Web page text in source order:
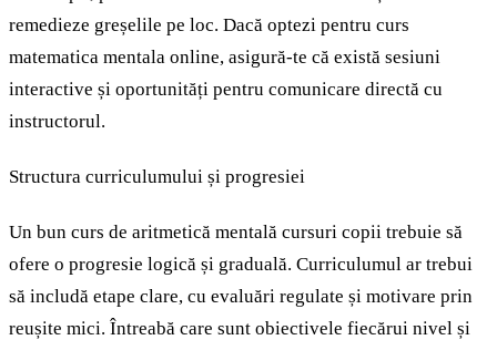
remedieze greșelile pe loc. Dacă optezi pentru curs
matematica mentala online, asigură-te că există sesiuni
interactive și oportunități pentru comunicare directă cu
instructorul.
Structura curriculumului și progresiei
Un bun curs de aritmetică mentală cursuri copii trebuie să
ofere o progresie logică și graduală. Curriculumul ar trebui
să includă etape clare, cu evaluări regulate și motivare prin
reușite mici. Întreabă care sunt obiectivele fiecărui nivel și